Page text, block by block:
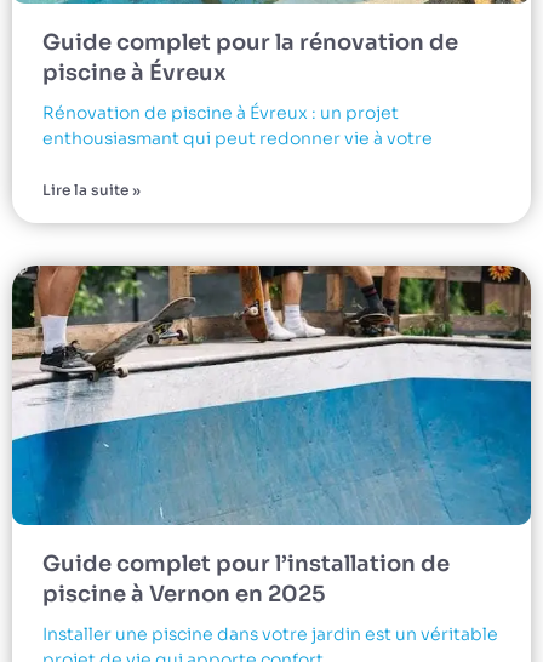
Guide complet pour la rénovation de
piscine à Évreux
Rénovation de piscine à Évreux : un projet
enthousiasmant qui peut redonner vie à votre
Lire la suite »
Guide complet pour l’installation de
piscine à Vernon en 2025
Installer une piscine dans votre jardin est un véritable